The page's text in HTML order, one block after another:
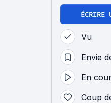
ÉCRIRE
Vu
Envie
En
Coup